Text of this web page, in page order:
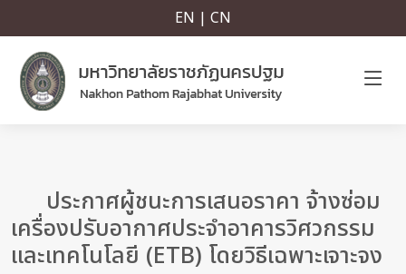
EN | CN
ประกาศผู้ชนะการเสนอราคา จ้างซ่อม
เครื่องปรับอากาศประจำอาคารวิศวกรรม
และเทคโนโลยี (ETB) โดยวิธีเฉพาะเจาะจง